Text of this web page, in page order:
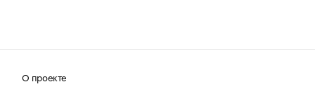
О проекте